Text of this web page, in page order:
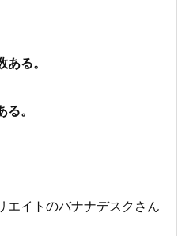
る。
。
エイトのバナナデスクさん